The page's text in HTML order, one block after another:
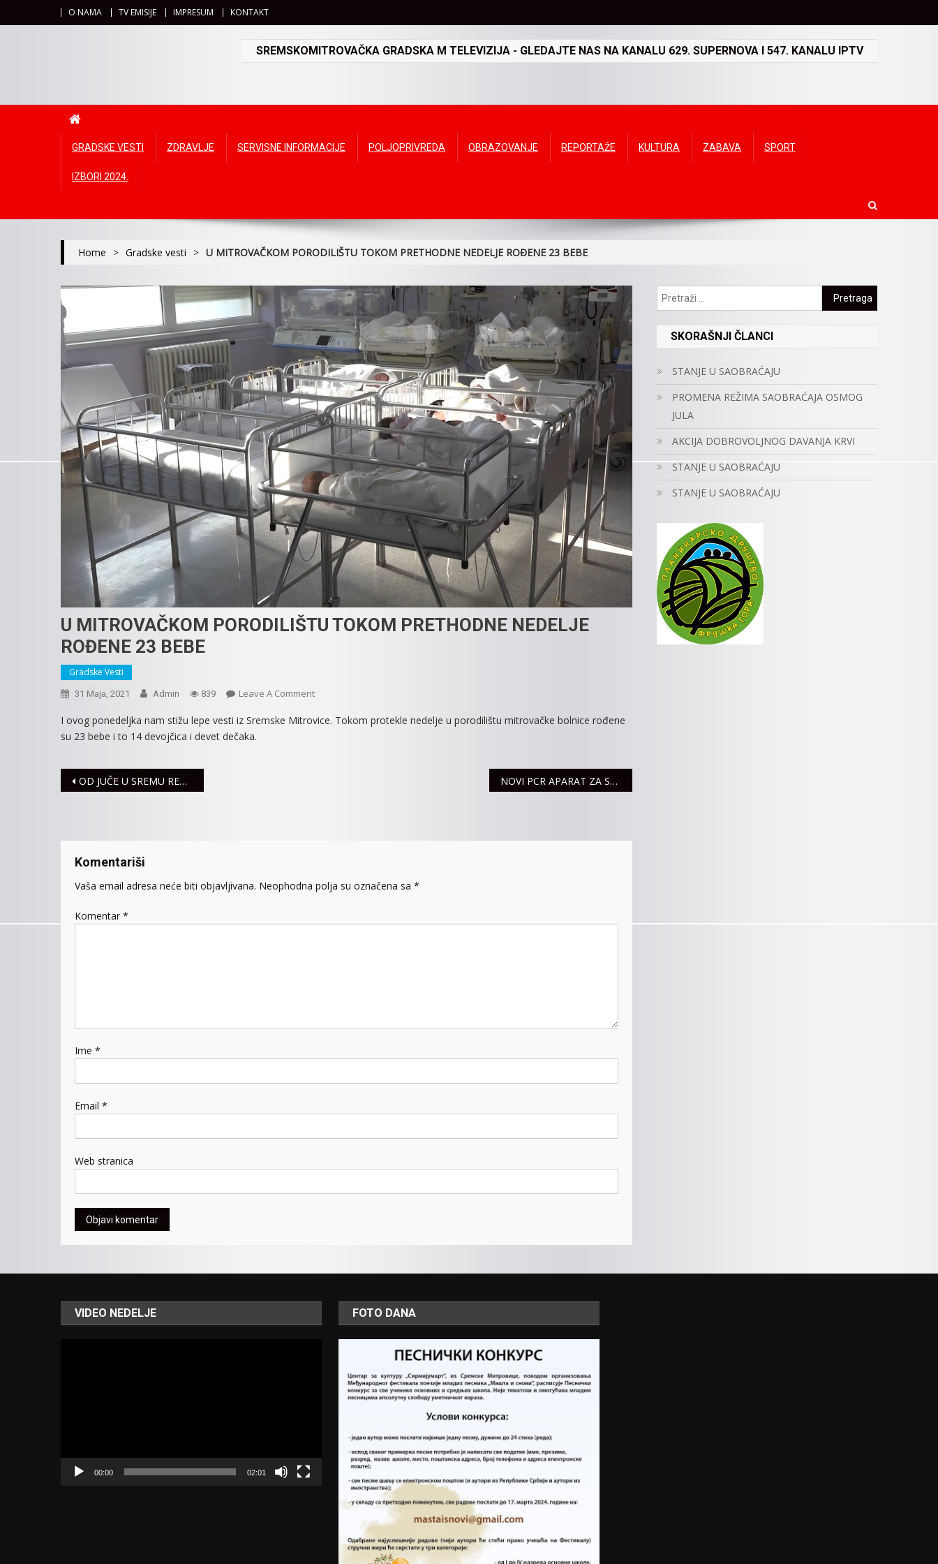
O NAMA TV EMISIJE IMPRESUM KONTAKT
SREMSKOMITROVAČKA GRADSKA M TELEVIZIJA - GLEDAJTE NAS NA KANALU 629. SUPERNOVA I 547. KANALU IPTV
GRADSKE VESTI ZDRAVLJE SERVISNE INFORMACIJE POLJOPRIVREDA OBRAZOVANJE REPORTAŽE KULTURA ZABAVA SPORT
IZBORI 2024.
Home > Gradske vesti > U MITROVAČKOM PORODILIŠTU TOKOM PRETHODNE NEDELJE ROĐENE 23 BEBE
U MITROVAČKOM PORODILIŠTU TOKOM PRETHODNE NEDELJE
ROĐENE 23 BEBE
Gradske Vesti
31 Maja, 2021 Admin 839 Leave A CommentOn
MITROVAČKOM
I ovog ponedeljka nam stižu lepe vesti iz Sremske Mitrovice. Tokom protekle nedelje u porodilištu mitrovačke bolnice rođene
su 23 bebe i to 14 devojčica i devet dečaka.
Navigacija
OD JUČE U SREMU REGISTROVANE ČETIRI SAOBRAĆAJNE NEZGODE NOVI PCR APARAT ZA SREMSKOMITROVAČKI ZAVOD ZA JAVNO ZDRAVLJE DAR KINESKE KOMPANIJE
Komentariši
Vaša email adresa neće biti objavljivana. Neophodna polja su označena sa *
Komentar *
Ime *
Email *
Web stranica
Pretraga:
SKORAŠNJI ČLANCI
STANJE U SAOBRAĆAJU
PROMENA REŽIMA SAOBRAĆAJA OSMOG
JULA
AKCIJA DOBROVOLJNOG DAVANJA KRVI
STANJE U SAOBRAĆAJU
STANJE U SAOBRAĆAJU
VIDEO NEDELJE
00:00 02:01
FOTO DANA